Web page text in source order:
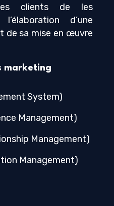
clients de les
d’une
de sa mise en œuvre
marketing
System)
Management)
Management)
Management)